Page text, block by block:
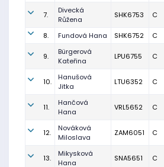
7.
Divecká
Růžena
SHK6753 C
8. Fundová Hana SHK6752 C
9.
Bürgerová
Kateřina
LPU6755 C
10.
Hanušová
Jitka
LTU6352 C
11.
Hančová
Hana
VRL5652 C
12.
Nováková
Miloslava
ZAM6051 C
13.
Mikysková
Hana
SNA5651 C